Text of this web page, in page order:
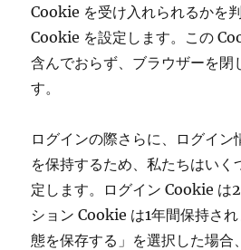
Cookie を受け入れられるかを
Cookie を設定します。この
含んでおらず、ブラウザーを閉
す。
ログインの際さらに、ログイン
を保持するため、私たちはい
定します。ログイン Cookie は
ション Cookie は1年間保持さ
態を保存する」を選択した場合